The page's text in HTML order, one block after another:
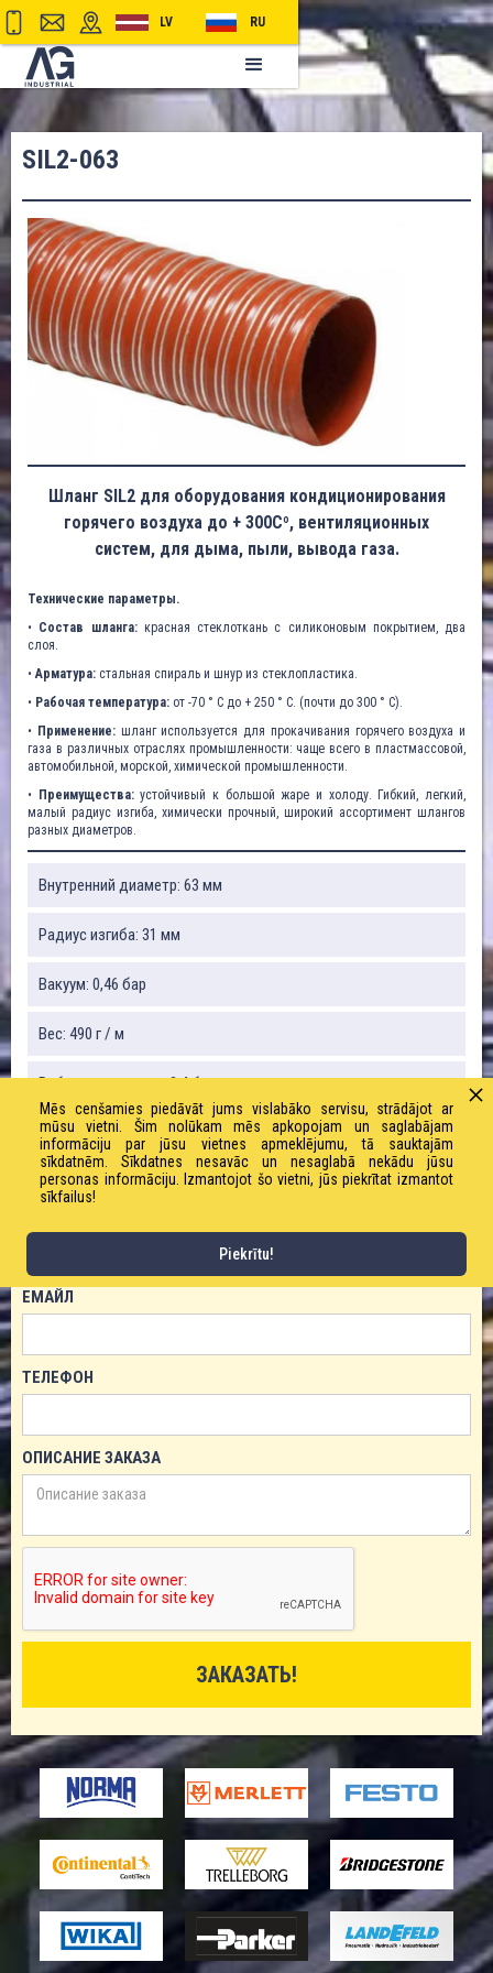
LV RU
SIL2-063
Шланг SIL2 для оборудования кондиционирования
горячего воздуха до + 300Cº, вентиляционных
систем, для дыма, пыли, вывода газа.
Технические параметры.
• Состав шланга: красная стеклоткань с силиконовым покрытием, два
слоя.
•Арматура: стальная спираль и шнур из стеклопластика.
• Рабочая температура: от -70 ° C до + 250 ° C. (почти до 300 ° C).
• Применение:шланг используется для прокачивания горячего воздуха и
газа в различных отраслях промышленности: чаще всего в пластмассовой,
автомобильной, морской, химической промышленности.
• Преимущества:устойчивый к большой жаре и холоду. Гибкий, легкий,
малый радиус изгиба, химически прочный, широкий ассортимент шлангов
разных диаметров.
Внутренний диаметр: 63 мм
Радиус изгиба: 31 мм
Вакуум: 0,46 бар
Вес: 490 г / м
Рабочее давление: 2,4 бар
ЗАКАЗАТЬ ТОВАР!
ЕМАЙЛ
ТЕЛЕФОН
ОПИСАНИЕ ЗАКАЗА
Mēs cenšamies piedāvāt jums vislabāko servisu, strādājot ar
mūsu vietni. Šim nolūkam mēs apkopojam un saglabājam
informāciju par jūsu vietnes apmeklējumu, tā sauktajām
sīkdatnēm. Sīkdatnes nesavāc un nesaglabā nekādu jūsu
personas informāciju. Izmantojot šo vietni, jūs piekrītat izmantot
sīkfailus!
Piekrītu!